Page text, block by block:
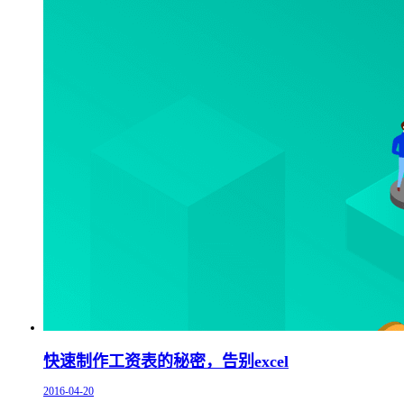
快速制作工资表的秘密，告别excel
2016-04-20